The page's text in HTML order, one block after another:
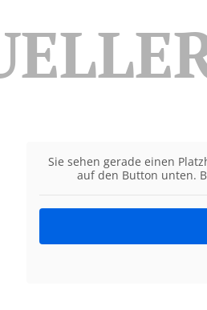
Sie sehen gerade einen
auf den Button unten.